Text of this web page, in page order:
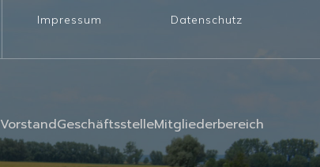
Impressum Datenschutz
VorstandGeschäftsstelleMitgliederbereich